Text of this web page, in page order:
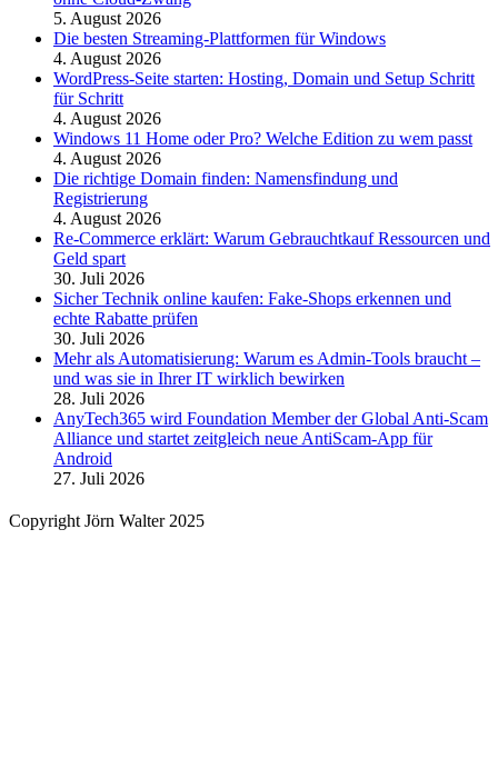
5. August 2026
Die besten Streaming-Plattformen für Windows
4. August 2026
WordPress-Seite starten: Hosting, Domain und Setup Schritt
für Schritt
4. August 2026
Windows 11 Home oder Pro? Welche Edition zu wem passt
4. August 2026
Die richtige Domain finden: Namensfindung und
Registrierung
4. August 2026
Re-Commerce erklärt: Warum Gebrauchtkauf Ressourcen und
Geld spart
30. Juli 2026
Sicher Technik online kaufen: Fake-Shops erkennen und
echte Rabatte prüfen
30. Juli 2026
Mehr als Automatisierung: Warum es Admin-Tools braucht –
und was sie in Ihrer IT wirklich bewirken
28. Juli 2026
AnyTech365 wird Foundation Member der Global Anti-Scam
Alliance und startet zeitgleich neue AntiScam-App für
Android
27. Juli 2026
Copyright Jörn Walter 2025